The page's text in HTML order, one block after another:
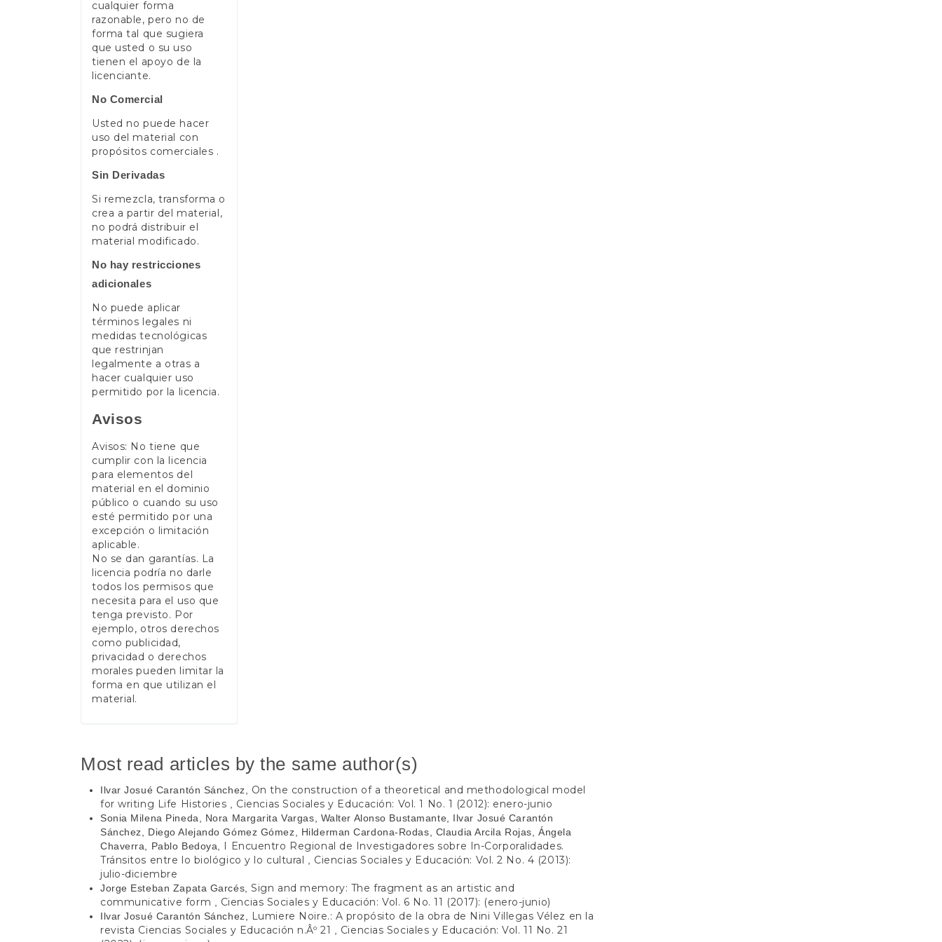
cualquier forma
razonable, pero no de
forma tal que sugiera
que usted o su uso
tienen el apoyo de la
licenciante.
No Comercial
Usted no puede hacer
uso del material con
propósitos comerciales .
Sin Derivadas
Si remezcla, transforma o
crea a partir del material,
no podrá distribuir el
material modificado.
No hay restricciones
adicionales
No puede aplicar
términos legales ni
medidas tecnológicas
que restrinjan
legalmente a otras a
hacer cualquier uso
permitido por la licencia.
Avisos
Avisos: No tiene que
cumplir con la licencia
para elementos del
material en el dominio
público o cuando su uso
esté permitido por una
excepción o limitación
aplicable.
No se dan garantías. La
licencia podría no darle
todos los permisos que
necesita para el uso que
tenga previsto. Por
ejemplo, otros derechos
como publicidad,
privacidad o derechos
morales pueden limitar la
forma en que utilizan el
material.
Most read articles by the same author(s)
Ilvar Josué Carantón Sánchez, On the construction of a theoretical and methodological model
for writing Life Histories
Ciencias Sociales y Educación: Vol. 1 No. 1 (2012): enero-junio
Sonia Milena Pineda, Nora Margarita Vargas, Walter Alonso Bustamante, Ilvar Josué Carantón
Sánchez, Diego Alejando Gómez Gómez, Hilderman Cardona-Rodas, Claudia Arcila Rojas, Ángela
Chaverra, Pablo Bedoya, I Encuentro Regional de Investigadores sobre In-Corporalidades.
Tránsitos entre lo biológico y lo cultural
Ciencias Sociales y Educación: Vol. 2 No. 4 (2013):
julio-diciembre
Jorge Esteban Zapata Garcés,Sign and memory: The fragment as an artistic and
communicative form
Ciencias Sociales y Educación: Vol. 6 No. 11 (2017): (enero-junio)
Ilvar Josué Carantón Sánchez,
Lumiere Noire.: A propósito de la obra de Nini Villegas Vélez en la
revista Ciencias Sociales y Educación n.Âº 21
Ciencias Sociales y Educación: Vol. 11 No. 21